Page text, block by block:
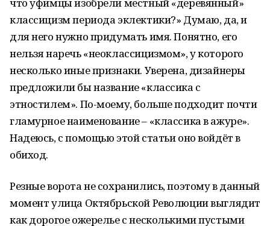
классицизм периода эклектики?» Думаю, да, и
для него нужно придумать имя. Понятно, его
нельзя наречь «неоклассицизмом», у которого
несколько иные признаки. Уверена, дизайнеры
предложили бы название «классика с
этностилем». По-моему, больше подходит почти
гламурное наименование – «классика в ажуре».
Надеюсь, с помощью этой статьи оно войдёт в
обиход.
Резные ворота не сохранились, поэтому в данный
момент улица Октябрьской Революции выглядит
как дорогое ожерелье с несколькими пустыми